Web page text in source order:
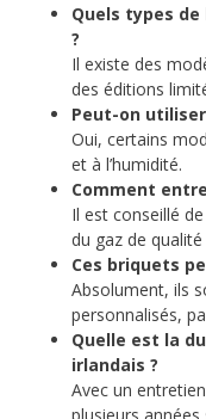
Quels types
?
Il existe des
des éditions
Peut-on
Oui, certains
et à l’humidité.
Comment
Il est conseillé
du gaz de
Ces briquets
Absolument, ils
personnalisés,
Quelle est la
irlandais ?
Avec un